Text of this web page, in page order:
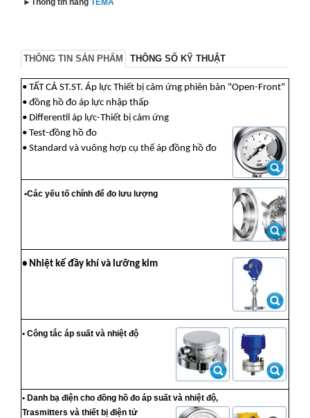
►Thông tin hãng TEMA
THÔNG TIN SẢN PHẨM THÔNG SỐ KỸ THUẬT
• TẤT CẢ ST.ST. Áp lực Thiết bị cảm ứng phiên bản "Open-Front"
• đồng hồ đo áp lực nhập thấp
• Differentil áp lực-Thiết bị cảm ứng
• Test-đồng hồ đo
• Standard và vuông hợp cụ thể áp đồng hồ đo
•Các yếu tố chính để đo lưu lượng
• Nhiệt kế đầy khí và lưỡng kim
• Công tắc áp suất và nhiệt độ
• Danh bạ điện cho đồng hồ đo áp suất và nhiệt độ,
Trasmitters và thiết bị điện tử